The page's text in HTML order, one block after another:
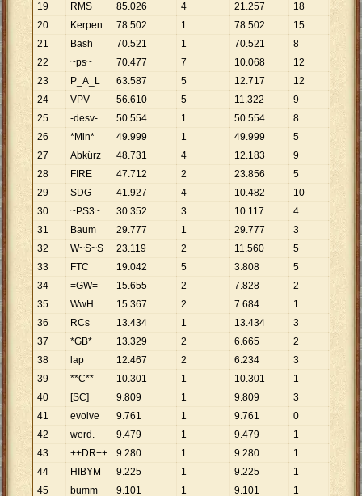
19
RMS 85.026 4 21.257 18 4
20
Kerpen 78.502 1 78.502 15 .
21
Bash 70.521 1 70.521 8
815
22
~ps~ 70.477 7 10.068 12 5 873
23
P_A_L 63.587 5 12.717 12
299
24
VPV 56.610 5 11.322 9
290
25
-desv- 50.554 1 50.554 8
319
26
*Min* 49.999 1 49.999 5 10
27
Abkürz 48.731 4 12.183 9
28
FIRE 47.712 2 23.856 5 9
29
SDG 41.927 4 10.482 10
193
30
~PS3~ 30.352 3 10.117 4 7
31
Baum 29.777 1 29.777 3
32
W~S~S 23.119 2 11.560 5 4
624
33
FTC 19.042 5 3.808 5 .
34
=GW= 15.655 2 7.828 2
35
WwH 15.367 2 7.684 1 15
36
RCs 13.434 1 13.434 3
478
37
*GB* 13.329 2 6.665 2
38
lap 12.467 2 6.234 3
156
39
**C** 10.301 1 10.301 1 10
40
[SC] 9.809 1 9.809 3
270
41
evolve 9.761 1 9.761
0
42
werd. 9.479 1 9.479 1
43
++DR++ 9.280 1 9.280 1
280
44
HIBYM 9.225 1 9.225 1 9
45
bumm 9.101 1 9.101 1 9